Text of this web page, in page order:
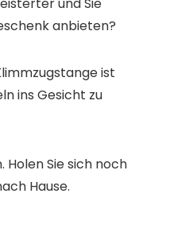
anbieten?
ist
ins Gesicht zu
Holen Sie sich noch
Hause.